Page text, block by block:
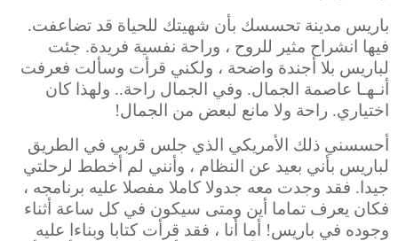
باريس مدينة تحسسك بأن شهيتك للحياة قد تضاعفت.
فيها انشراح مثير للروح ، وراحة نفسية فريدة. جئت
لباريس بلا أجندة واضحة ، ولكني قرأت وسألت فعرفت
أنـهـا عاصمة الجمال. وفي الجمال راحة.. ولهذا كان
اختياري. راحة ولا مانع لبعض من الجمال!
أحسسني ذلك الأمريكي الذي جلس قربي في الطريق
لباريس بأني بعيد عن النظام ، وأنني لم أخطط لرحلتي
جيدا. فقد وجدت معه جدولا كاملا مفصلا عليه برنامجه ،
فكان يعرف تماما أين ومتى سيكون في كل ساعة أثناء
وجوده في باريس! أما أنا ، فقد قرأت كتابا وبناءا عليه